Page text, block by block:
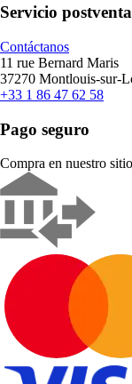
Servicio
Contáctanos
11 rue Bernard Maris
37270 Montlouis-sur-
+33 1 86 47 62 58
Pago seguro
Compra en nuestro